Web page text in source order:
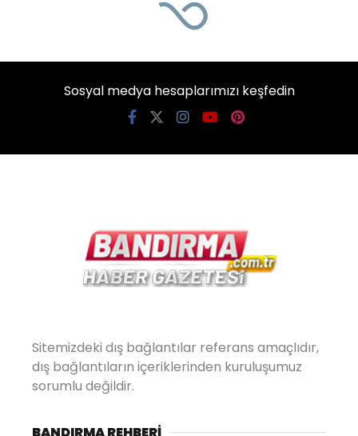
Sosyal medya hesaplarımızı keşfedin
Sitemizdeki dış bağlantılar referans amaçlıdır,
dış bağlantıların içeriklerinden kuruluşumuz
sorumlu değildir.